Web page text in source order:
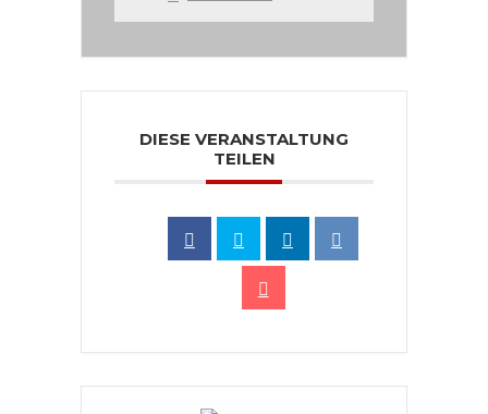
DIESE VERANSTALTUNG
TEILEN